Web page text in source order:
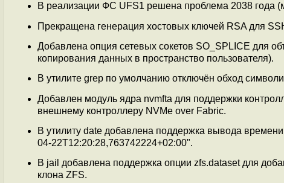
В реализации ФС UFS1 решена проблема 2038 года
Прекращена генерация хостовых ключей RSA для
Добавлена опция сетевых сокетов SO_SPLICE для
копирования данных в пространство пользователя).
В утилите grep по умолчанию отключён обход
Добавлен модуль ядра nvmftа для поддержки
внешнему контроллеру NVMe over Fabric.
В утилиту date добавлена поддержка вывода
04-22T12:20:28,763742224+02:00".
В jail добавлена поддержка опции zfs.dataset для
клона ZFS.